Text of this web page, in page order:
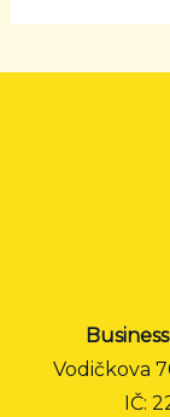
Vodičkova
IČ: